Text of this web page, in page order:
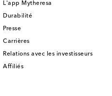
L'app Mytheresa
Durabilité
Presse
Carrières
Relations avec les investisseurs
Affiliés